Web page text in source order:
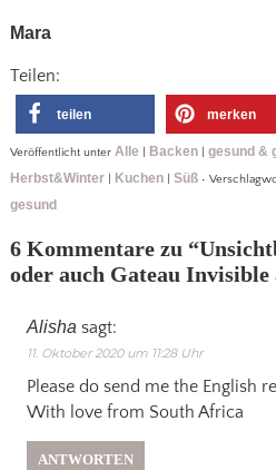
Mara
Teilen:
teilen merken
Veröffentlicht unter Alle Backen| gesund &
Herbst&Winter| Kuchen| Süß•
gesund
6 Kommentare zu “
oder auch Gateau Invisible
Alisha sagt:
11. Oktober 2020 um 11:28 Uhr
Please do send me the English
With love from South Africa
ANTWORTEN